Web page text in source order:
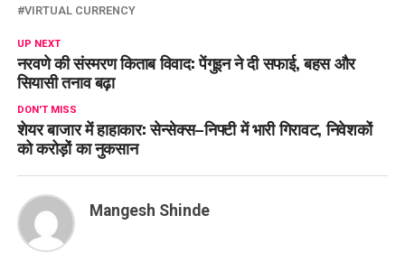
VIRTUAL CURRENCY
UP NEXT
नरवणे की संस्मरण किताब विवाद: पेंगुइन ने दी सफाई, बहस और
सियासी तनाव बढ़ा
DON'T MISS
शेयर बाजार में हाहाकार: सेन्सेक्स–निफ्टी में भारी गिरावट, निवेशकों
को करोड़ों का नुकसान
Mangesh Shinde